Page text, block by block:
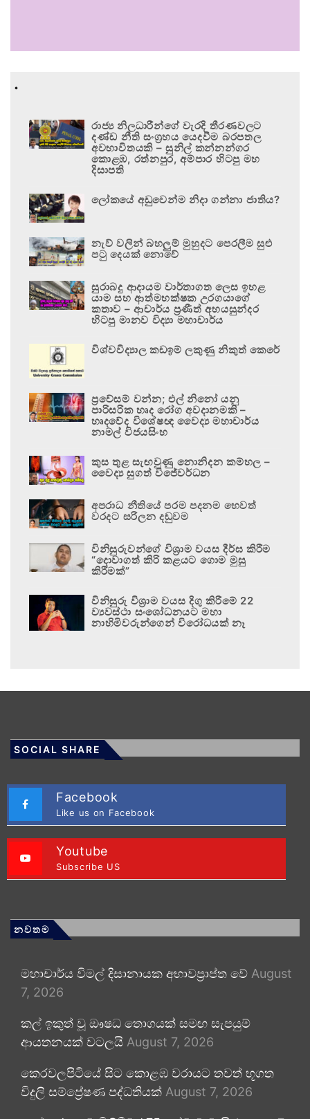
.
රාජ්‍ය නිලධාරීන්ගේ වැරදි තීරණවලට
දණ්ඩ නීති සංග්‍රහය යෙදවීම බරපතල
අවභාවිතයකි – සුනිල් කන්නන්ගර
කොළඹ, රත්නපුර, අම්පාර හිටපු මහ
දිසාපති
ලෝකයේ අඩුවෙන්ම නිදා ගන්නා ජාතිය?
නැව් වලින් බහලුම් මුහුදට පෙරලීම සුළු
පටු දෙයක් නොවේ
සුරාබදු ආදායම වාර්තාගත ලෙස ඉහළ
යාම සහ ආත්මභක්ෂක උරගයාගේ
කතාව – ආචාර්ය ප්‍රණීත් අභයසුන්දර
හිටපු මානව විද්‍යා මහාචාර්ය
විශ්වවිද්‍යාල කඩඉම් ලකුණු නිකුත් කෙරේ
ප්‍රවේසම් වන්න; එල් නිනෝ යනු
පාරිසරික හෘද රෝග අවදානමකි –
හෘදවේද විශේෂඥ වෛද්‍ය මහාචාර්ය
නාමල් විජයසිංහ
කුස තුළ සැඟවුණු නොනිදන කම්හල –
වෛද්‍ය සුගත් විජේවර්ධන
අපරාධ නීතියේ පරම පදනම හෙවත්
වරදට සරිලන දඬුවම
විනිසුරුවන්ගේ විශ්‍රාම වයස දීර්ඝ කිරීම
“දොවාගත් කිරි කළයට ගොම මුසු
කිරීමක්”
විනිසුරු විශ්‍රාම වයස දිගු කිරීමේ 22
ව්‍යවස්ථා සංශෝධනයට මහා
නාහිමිවරුන්ගෙන් විරෝධයක් නෑ
SOCIAL SHARE
Facebook
Like us on Facebook
Youtube
Subscribe US
නවතම
මහාචාර්ය විමල් දිසානායක අභාවප්‍රාප්ත වේ August
7, 2026
කල් ඉකුත් වූ ඖෂධ තොගයක් සමඟ සැපයුම්
ආයතනයක් වටලයි August 7, 2026
කෙරවලපිටියේ සිට කොළඹ වරායට තවත් භූගත
විදුලි සම්ප්‍රේෂණ පද්ධතියක් August 7, 2026